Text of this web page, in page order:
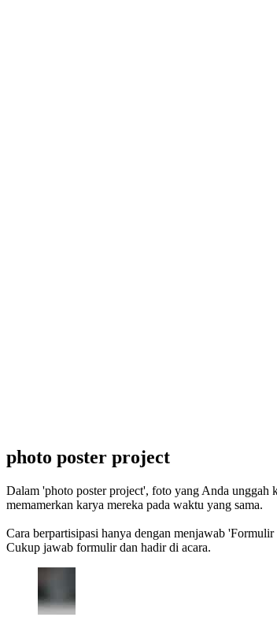
photo poster project
Dalam 'photo poster project', foto yang Anda unggah
memamerkan karya mereka pada waktu yang sama.
Cara berpartisipasi hanya dengan menjawab
Cukup jawab formulir dan hadir di acara.